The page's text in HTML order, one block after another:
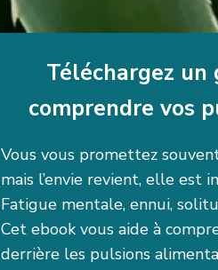
Téléchargez
comprendre vos
Vous vous promettez
mais l’envie revient, elle est
Fatigue mentale, ennui,
Cet ebook vous aide à
derrière les pulsions